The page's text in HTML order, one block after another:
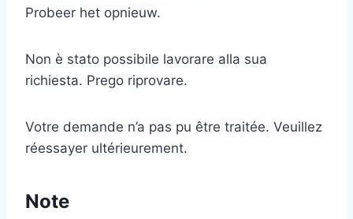
Probeer het opnieuw.
Non è stato possibile lavorare alla sua
richiesta. Prego riprovare.
Votre demande n’a pas pu être traitée. Veuillez
réessayer ultérieurement.
Note